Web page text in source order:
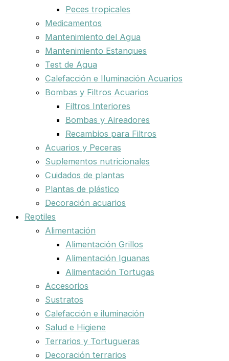
Peces tropicales
Medicamentos
Mantenimiento del Agua
Mantenimiento Estanques
Test de Agua
Calefacción e Iluminación Acuarios
Bombas y Filtros Acuarios
Filtros Interiores
Bombas y Aireadores
Recambios para Filtros
Acuarios y Peceras
Suplementos nutricionales
Cuidados de plantas
Plantas de plástico
Decoración acuarios
Reptiles
Alimentación
Alimentación Grillos
Alimentación Iguanas
Alimentación Tortugas
Accesorios
Sustratos
Calefacción e iluminación
Salud e Higiene
Terrarios y Tortugueras
Decoración terrarios